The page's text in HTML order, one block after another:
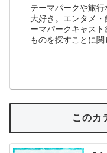
テーマパークや旅
大好き。エンタメ
ーマパークキャス
ものを探すことに関
このカ